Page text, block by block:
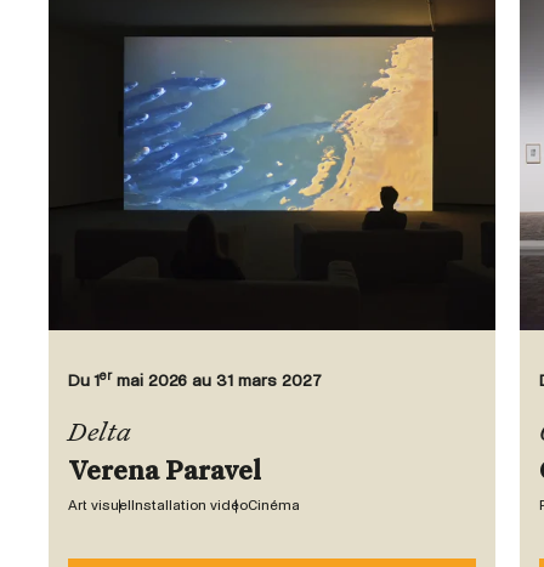
Du 1er mai 2026 au 31 mars 2027
Delta
Verena Paravel
Art visuel Installation vidéoCinéma